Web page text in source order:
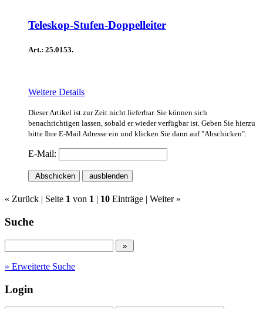
Teleskop-Stufen-Doppelleiter
Art.: 25.0153.
Weitere Details
Dieser Artikel ist zur Zeit nicht lieferbar. Sie können sich
benachrichtigen lassen, sobald er wieder verfügbar ist. Geben Sie hierzu
bitte Ihre E-Mail Adresse ein und klicken Sie dann auf "Abschicken".
E-Mail:
Abschicken ausblenden
« Zurück | Seite 1 von 1 | 10 Einträge | Weiter »
Suche
» Erweiterte Suche
Login